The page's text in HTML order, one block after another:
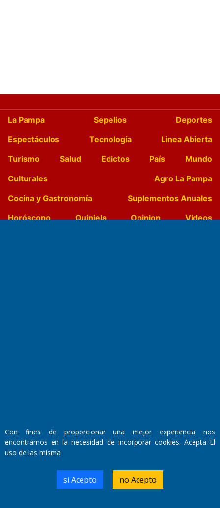
La Pampa Sepelios
Deportes
Espectáculos
Tecnología
Linea Abierta
Turismo
Salud Edictos País
Mundo
Culturales
Agro La Pampa
Cocina y Gastronomía
Suplementos Anuales
Horóscopo
Quiniela Opinion
Videos
Primera edición: Domingo 3 de Mayo de 1992
Miembro de ADIRA,ADEPA y CPPAL
Propietario: El Diario SRL
Walter René Goñi
Con fines de proporcionar una mejor experiencia nos
encontramos en la necesidad de incorporar cookies. Acepta El
uso de las misma
si Acepto no Acepto